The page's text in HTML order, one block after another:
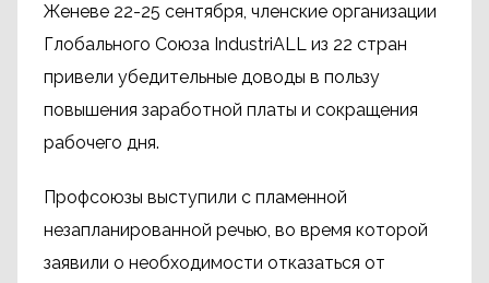
Женеве 22-25 сентября, членские организации
Глобального Союза IndustriALL из 22 стран
привели убедительные доводы в пользу
повышения заработной платы и сокращения
рабочего дня.
Профсоюзы выступили с пламенной
незапланированной речью, во время которой
заявили о необходимости отказаться от